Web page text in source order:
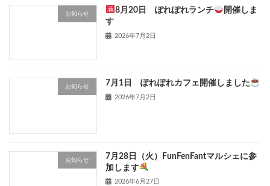
お知らせ 8月20日 ぽれぽれランチ
開催しま
す
2026年7月2日
お知らせ 7月1日 ぽれぽれカフェ開催しました
2026年7月2日
お知らせ
7月28日（火）FunFenFantマルシェに参
加します
2026年6月27日